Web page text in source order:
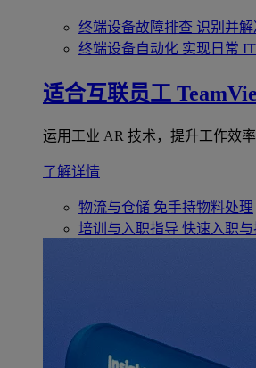
终端设备故障排查 识别并
终端设备自动化 实现日常
适合互联员工
运用工业 AR 技术，提升工作效率
了解详情
物流与仓储 免手持物料处理
培训与入职指导 快速入职